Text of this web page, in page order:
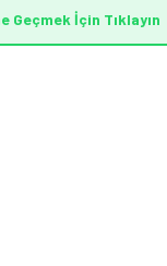
İçin Tıklayın